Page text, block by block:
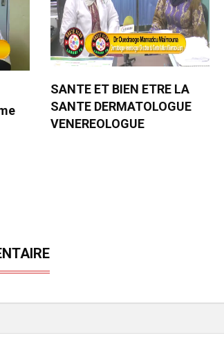
SANTE ET BIEN ETRE LA
SANTE DERMATOLOGUE
VENEREOLOGUE